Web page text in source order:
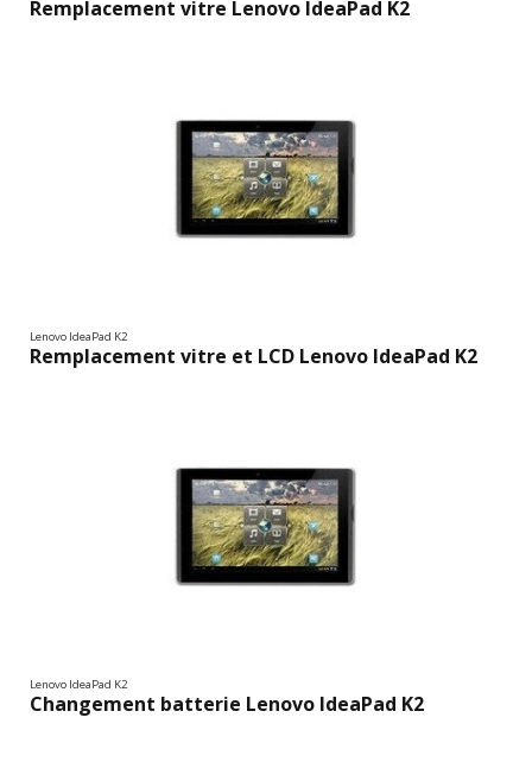
Remplacement vitre Lenovo IdeaPad K2
Lenovo IdeaPad K2
Remplacement vitre et LCD Lenovo IdeaPad K2
Lenovo IdeaPad K2
Changement batterie Lenovo IdeaPad K2